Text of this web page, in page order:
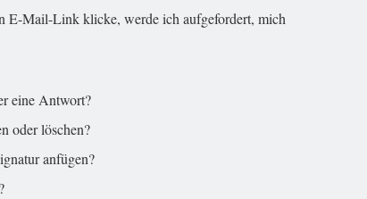
E-Mail-Link klicke, werde ich aufgefordert, mich
eine Antwort?
oder löschen?
anfügen?